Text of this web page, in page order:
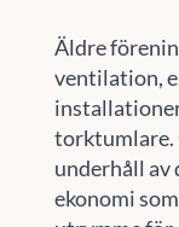
Äldre
ventilation,
torktumlare.
underhåll av
ekonomi